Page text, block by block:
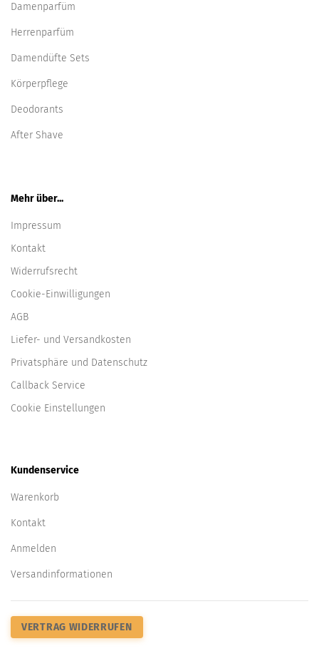
Damenparfüm
Herrenparfüm
Damendüfte Sets
Körperpflege
Deodorants
After Shave
Mehr über...
Impressum
Kontakt
Widerrufsrecht
Cookie-Einwilligungen
AGB
Liefer- und Versandkosten
Privatsphäre und Datenschutz
Callback Service
Cookie Einstellungen
Kundenservice
Warenkorb
Kontakt
Anmelden
Versandinformationen
VERTRAG WIDERRUFEN